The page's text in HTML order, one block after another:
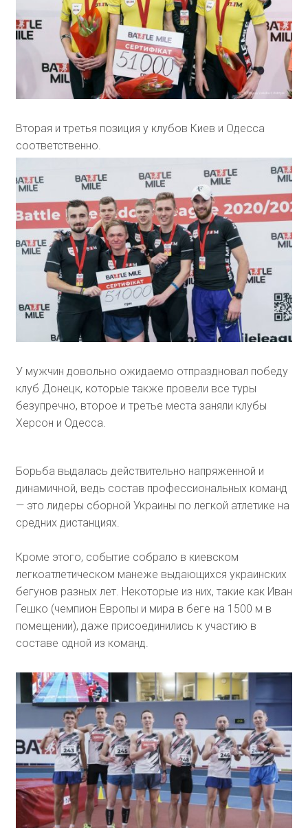
Вторая и третья позиция у клубов Киев и Одесса
соответственно.
У мужчин довольно ожидаемо отпраздновал победу
клуб Донецк, которые также провели все туры
безупречно, второе и третье места заняли клубы
Херсон и Одесса.
Борьба выдалась действительно напряженной и
динамичной, ведь состав профессиональных команд
— это лидеры сборной Украины по легкой атлетике на
средних дистанциях.
Кроме этого, событие собрало в киевском
легкоатлетическом манеже выдающихся украинских
бегунов разных лет. Некоторые из них, такие как Иван
Гешко (чемпион Европы и мира в беге на 1500 м в
помещении), даже присоединились к участию в
составе одной из команд.